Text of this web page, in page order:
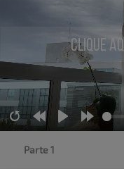
Clique
RestartRewind
10s
Play